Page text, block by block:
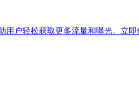
户轻松获取更多流量和曝光。立即